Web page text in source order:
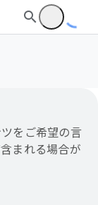
をご希望の言
まれる場合が